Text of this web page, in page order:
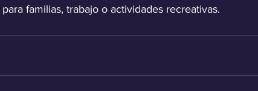
familias, trabajo o actividades recreativas.